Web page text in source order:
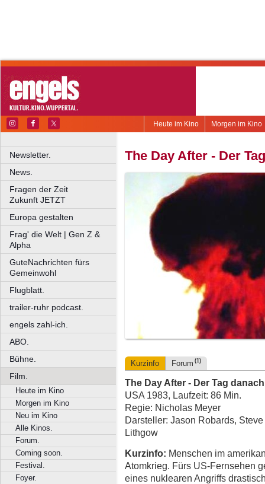
Morgen im Kino
Heute im Kino
Newsletter.
News.
Fragen der Zeit
Zukunft JETZT
Europa gestalten
Frag' die Welt | Gen Z &
Alpha
GuteNachrichten fürs
Gemeinwohl
Flugblatt.
trailer-ruhr podcast.
engels zahl-ich.
ABO.
Bühne.
Film.
Heute im Kino
Morgen im Kino
Neu im Kino
Alle Kinos.
Forum.
Coming soon.
Festival.
Foyer.
The Day After - Der
Kurzinfo Forum (1)
The Day After - Der Tag danach
USA 1983, Laufzeit: 86 Min.
Regie: Nicholas Meyer
Darsteller: Jason Robards,
Lithgow
Kurzinfo: Menschen im
Atomkrieg. Fürs US-Fernsehen
eines nuklearen Angriffs